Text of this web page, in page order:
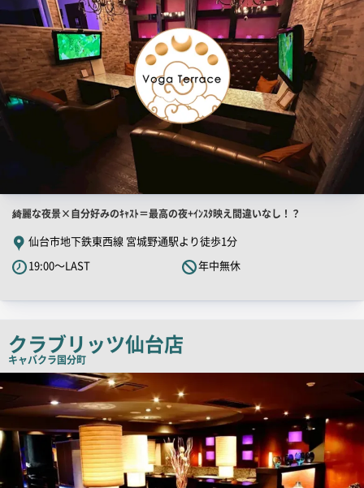
店
舗
PR
キ
コ
ピ
綺麗な夜景×自分好みのｷｬｽﾄ＝最高の夜+ｲﾝｽﾀ映え間違いなし！？
仙台市地下鉄東西線 宮城野通駅より徒歩1分
19:00～LAST
年中無休
クラブリッツ仙台店
キャバクラ国分町
舗
画
像